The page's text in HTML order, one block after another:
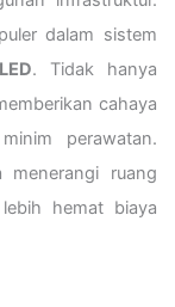
dalam sistem
. Tidak hanya
cahaya
perawatan.
ruang
hemat biaya